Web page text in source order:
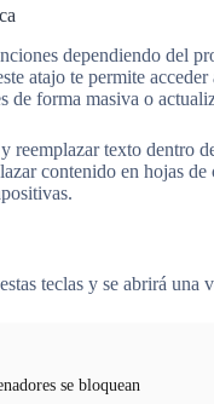
dependiendo del
atajo te permite
de forma masiva o
reemplazar texto dentro
contenido en hojas de
teclas y se abrirá una
se bloquean